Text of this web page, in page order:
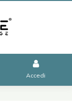
Accedi